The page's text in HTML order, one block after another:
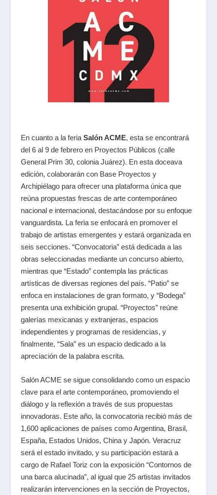
En cuanto a la feria Salón ACME, esta se encontrará
del6 al 9 de febrero en Proyectos Públicos (calle
General Prim 30, colonia Juárez). En esta doceava
edición, colaborarán con Base Proyectos y
Archipiélago para ofrecer una plataforma única que
reúna propuestas frescas de arte contemporáneo
nacional e internacional, destacándose por su enfoque
vanguardista. La feria se enfocará en promover el
trabajo de artistas emergentes y estará organizada en
seis secciones. “Convocatoria” está dedicada a las
obras seleccionadas mediante un concurso abierto,
mientras que “Estado” contempla las prácticas
artísticas de diversas regiones del país. “Patio” se
enfoca en instalaciones de gran formato, y “Bodega”
presenta una exhibición grupal. “Proyectos” reúne
galerías mexicanas y extranjeras, espacios
independientes y programas de residencias, y
finalmente, “Sala” es un espacio dedicado a la
apreciación de la palabra escrita.
Salón ACME se sigue consolidando como un espacio
clave para el arte contemporáneo, promoviendo el
diálogo y la reflexión a través de sus propuestas
innovadoras. Este año, la convocatoria recibió más de
1,600 aplicaciones de países como Argentina, Brasil,
España, Estados Unidos, China y Japón. Veracruz
será el estado invitado, y su participación estará a
cargo de Rafael Toriz con la exposición “Contornos de
una barca alucinada”, al igual que 25 artistas invitados
realizarán intervenciones en la sección de Proyectos,